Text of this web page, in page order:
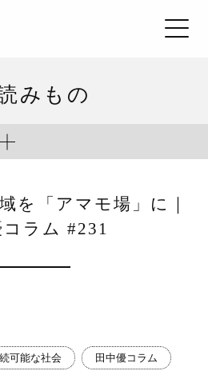
みもの
を「アマモ場」に｜
コラム #231
可能な社会 田中優コラム